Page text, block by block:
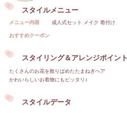
スタイルメニュー
メニュー内容 成人式セット メイク 着付け
おすすめクーポン
スタイリング＆アレンジポイント
たくさんのお花を散りばめたたまねぎヘア
かわいらしいお着物にもピッタリ♪
スタイルデータ